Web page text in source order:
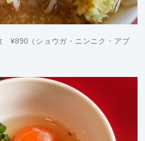
¥890（ショウガ・ニンニク・アブ